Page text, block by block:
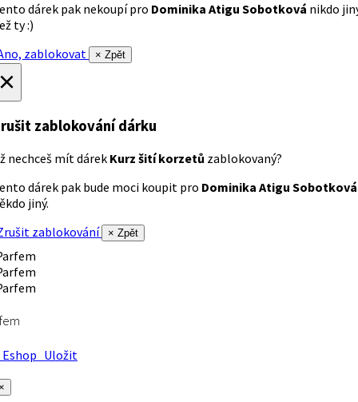
dárek pak nekoupí pro Dominika Atigu Sobotková nikdo
ty :)
zablokovat
× Zpět
zablokování dárku
nechceš mít dárek Kurz šití korzetů zablokovaný?
dárek pak bude moci koupit pro Dominika Atigu Sobotková
jiný.
zablokování
× Zpět
Uložit